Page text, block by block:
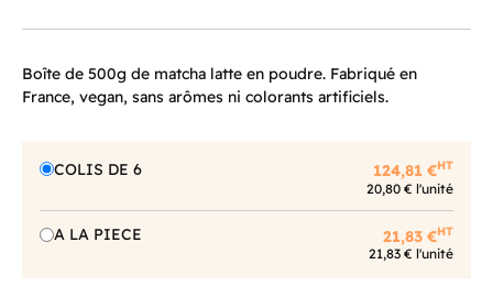
Boîte de 500g de matcha latte en poudre. Fabriqué en
France, vegan, sans arômes ni colorants artificiels.
COLIS DE 6 124,81 €HT
20,80 € l'unité
A LA PIECE 21,83 €HT
21,83 € l'unité